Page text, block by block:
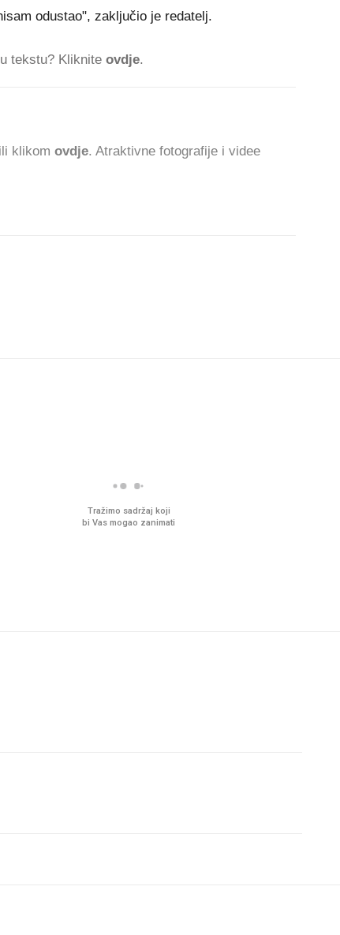
odustao", zaključio je redatelj.
tekstu? Kliknite ovdje.
ili klikom ovdje. Atraktivne fotografije i videe
Tražimo sadržaj koji
bi Vas mogao zanimati